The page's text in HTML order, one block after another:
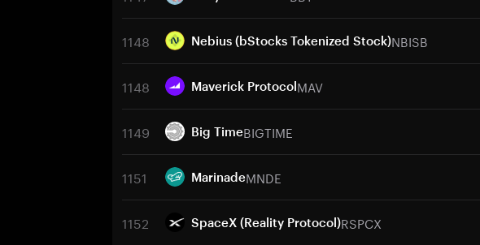
1148 Nebius (bStocks Tokenized Stock)NBISB
1148 Maverick ProtocolMAV
1149 Big TimeBIGTIME
1151 MarinadeMNDE
1152 SpaceX (Reality Protocol)RSPCX